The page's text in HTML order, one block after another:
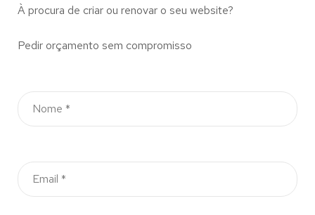
À procura de criar ou renovar o seu website?
Pedir orçamento sem compromisso